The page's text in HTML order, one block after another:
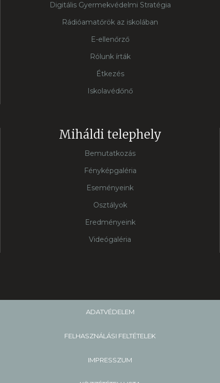
Digitális Gyermekvédelmi Stratégia
Rádióamatőrök az iskolában
E-ellenőrző
Rólunk írták
Étkezés
Iskolavédőnő
Miháldi telephely
Bemutatkozás
Fényképgaléria
Eseményeink
Osztályok
Eredményeink
Videógaléria
ADATVÉDELEM
FELHASZNÁLÁSI FELTÉTELEK
IMPRESSZUM